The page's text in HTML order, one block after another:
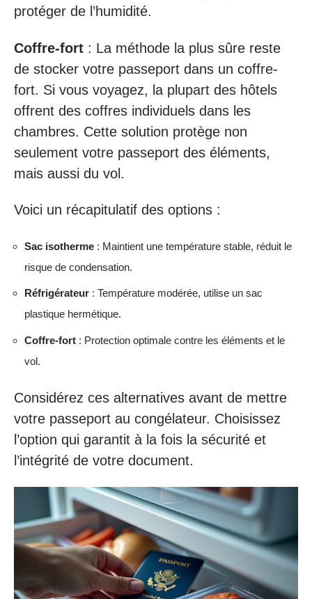
protéger de l’humidité.
Coffre-fort : La méthode la plus sûre reste
de stocker votre passeport dans un coffre-
fort. Si vous voyagez, la plupart des hôtels
offrent des coffres individuels dans les
chambres. Cette solution protège non
seulement votre passeport des éléments,
mais aussi du vol.
Voici un récapitulatif des options :
Sac isotherme : Maintient une température stable, réduit le
risque de condensation.
Réfrigérateur : Température modérée, utilise un sac
plastique hermétique.
Coffre-fort : Protection optimale contre les éléments et le
vol.
Considérez ces alternatives avant de mettre
votre passeport au congélateur. Choisissez
l’option qui garantit à la fois la sécurité et
l’intégrité de votre document.